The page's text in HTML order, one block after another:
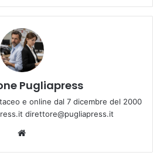
Pugliapress
e online dal 7 dicembre del 2000
direttore@pugliapress.it